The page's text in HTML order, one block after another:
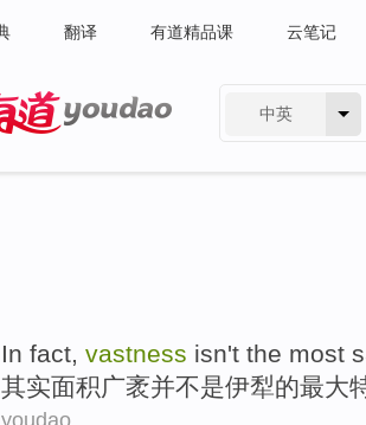
翻译 有道精品课 云笔记
中英
In fact, vastness isn't the most
其实面积广袤并不是伊犁的最大
youdao